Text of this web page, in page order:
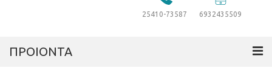
25410-73587 6932435509
ΠΡΟΙΟΝΤΑ